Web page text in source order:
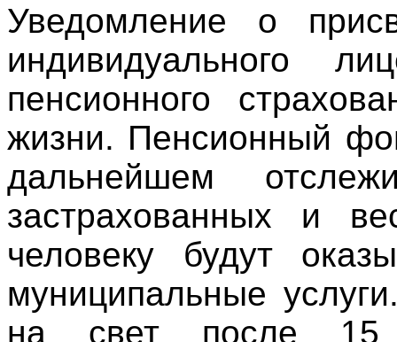
Уведомление о
индивидуального
пенсионного
жизни. Пенсионный
дальнейшем
застрахованных и
человеку будут
муниципальные
на свет после